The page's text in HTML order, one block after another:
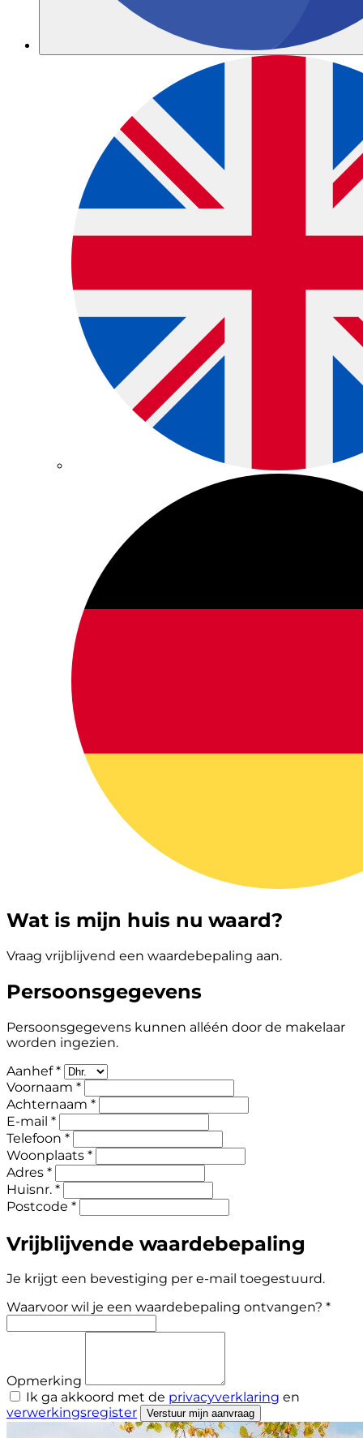
Wat is mijn huis nu waard?
Vraag vrijblijvend een waardebepaling aan.
Persoonsgegevens
Persoonsgegevens kunnen alléén door de makelaar
worden ingezien.
Aanhef *
Voornaam *
Achternaam *
E-mail *
Telefoon *
Woonplaats *
Adres *
Huisnr. *
Postcode *
Vrijblijvende waardebepaling
Je krijgt een bevestiging per e-mail toegestuurd.
Waarvoor wil je een waardebepaling ontvangen? *
Opmerking
Ik ga akkoord met de privacyverklaring en
verwerkingsregister
Verstuur mijn aanvraag